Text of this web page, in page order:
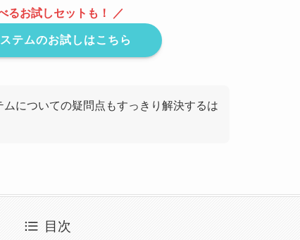
るお試しセットも！ ／
テムのお試しはこちら
についての疑問点もすっきり解決するは
目次